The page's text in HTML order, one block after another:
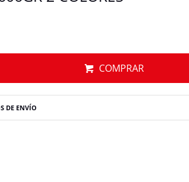
COMPRAR
DE ENVÍO